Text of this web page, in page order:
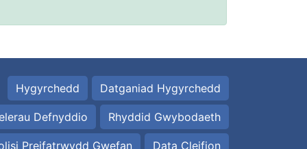
Hygyrchedd Datganiad Hygyrchedd
Defnyddio Rhyddid Gwybodaeth
Preifatrwydd Gwefan Data Cleifion